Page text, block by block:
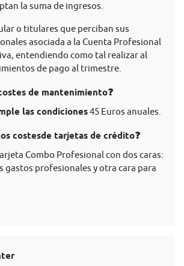
la suma de ingresos.
o titulares que perciban sus
asociada a la Cuenta Profesional
entendiendo como tal realizar al
de pago al trimestre.
de mantenimiento❓
las condiciones45 Euros anuales.
costesde tarjetas de crédito❓
Combo Profesional con dos caras:
gastos profesionales y otra cara para